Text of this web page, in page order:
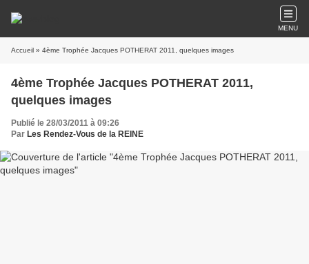
MENU
Accueil » 4ème Trophée Jacques POTHERAT 2011, quelques images
4ème Trophée Jacques POTHERAT 2011,
quelques images
Publié le 28/03/2011 à 09:26
Par Les Rendez-Vous de la REINE